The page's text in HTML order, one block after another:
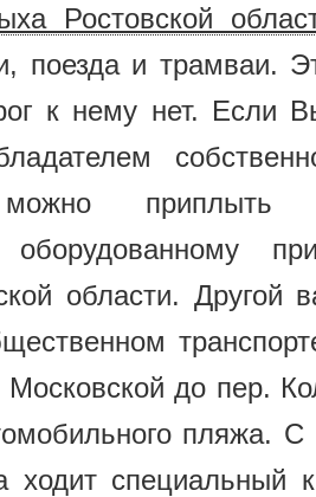
Ростовской
поезда и трамваи.
к нему нет. Если
можно
оборудованному
области. Другой
до пер.
пляжа. С
ходит специальный